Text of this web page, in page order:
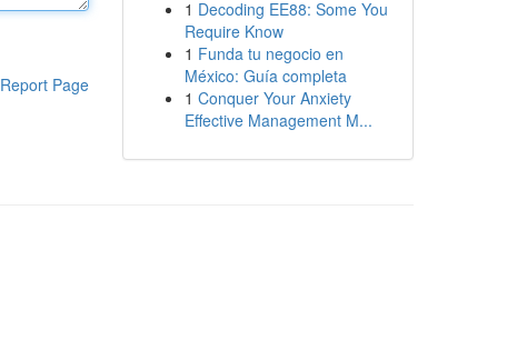
Report Page
1 Decoding EE88: Some You
Require Know
1 Funda tu negocio en
México: Guía completa
1 Conquer Your Anxiety
Effective Management M...